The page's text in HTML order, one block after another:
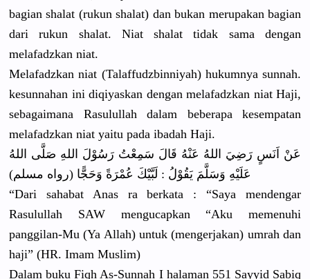
bagian shalat (rukun shalat) dan bukan merupakan bagian
dari rukun shalat. Niat shalat tidak sama dengan
melafadzkan niat.
Melafadzkan niat (Talaffudzbinniyah) hukumnya sunnah.
kesunnahan ini diqiyaskan dengan melafadzkan niat Haji,
sebagaimana Rasulullah dalam beberapa kesempatan
melafadzkan niat yaitu pada ibadah Haji.
عَنْ اَنَسٍ رَضِيَ اللهُ عَنْهُ قَالَ سَمِعْتُ رَسُوْلَ اللهِ صَلَّى اللهُ
عَلَيْهِ وَسَلَّمَ يَقُوْلُ : لَبَّيْكَ عُمْرَةً وَحَجًّا (رواه مسلم)
“Dari sahabat Anas ra berkata : “Saya mendengar
Rasulullah SAW mengucapkan “Aku memenuhi
panggilan-Mu (Ya Allah) untuk (mengerjakan) umrah dan
haji” (HR. Imam Muslim)
Dalam buku Fiqh As-Sunnah I halaman 551 Sayyid Sabiq